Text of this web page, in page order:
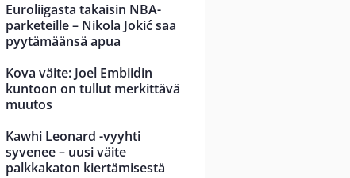
Euroliigasta takaisin NBA-
parketeille – Nikola Jokić saa
pyytämäänsä apua
Kova väite: Joel Embiidin
kuntoon on tullut merkittävä
muutos
Kawhi Leonard -vyyhti
syvenee – uusi väite
palkkakaton kiertämisestä